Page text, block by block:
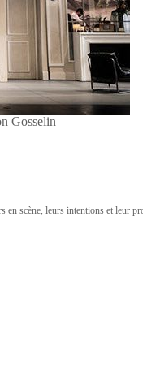
Gosselin
scène, leurs intentions et leur